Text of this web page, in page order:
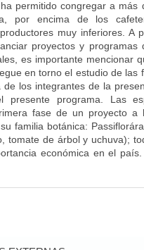
permitido congregar a más
por encima de los
muy inferiores. A
proyectos y programas
es importante mencionar
en torno el estudio de las
los integrantes de la
programa. Las
fase de un proyecto a
familia botánica:
tomate de árbol y uchuva);
económica en el